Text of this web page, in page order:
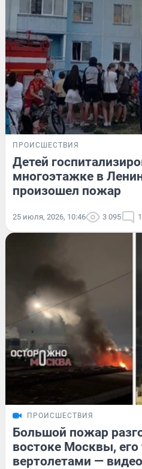
ПРОИСШЕСТВИЯ
Детей
многоэтажке в
произошел пожар
25 июля, 2026, 10:46 3 095
ПРОИСШЕСТВИЯ
Большой пожар
востоке Москвы, его
вертолетами — видео